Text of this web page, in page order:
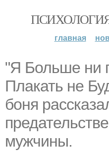
главная
"Я Больше ни
Плакать не
боня
мужчины.